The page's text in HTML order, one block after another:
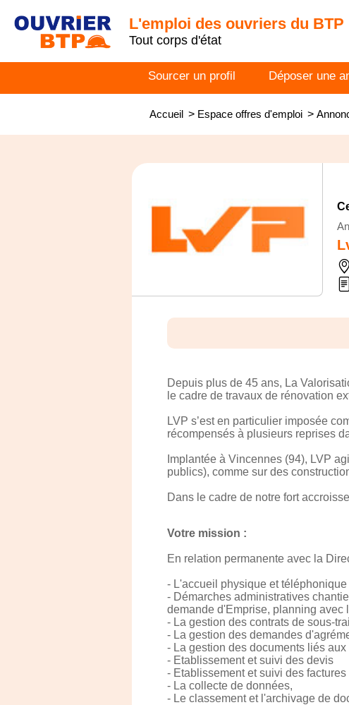
L'emploi des ouvriers du BTP
Tout corps d'état
Sourcer un profil Déposer une
Accueil > Espace offres d'emploi >
Depuis plus de 45 ans, La
le cadre de travaux de rénovation
LVP s’est en particulier imposée
récompensés à plusieurs reprises
Implantée à Vincennes (94), LVP
publics), comme sur des
Dans le cadre de notre fort
Votre mission :
En relation permanente avec la
- L'accueil physique et téléphonique
- Démarches administratives
demande d'Emprise, planning
- La gestion des contrats de sous-
- La gestion des demandes
- La gestion des documents liés
- Etablissement et suivi des devis
- Etablissement et suivi des factures
- La collecte de données,
- Le classement et l'archivage de